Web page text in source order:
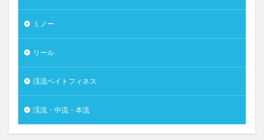
ミノー
リール
渓流ベイトフィネス
渓流・中流・本流